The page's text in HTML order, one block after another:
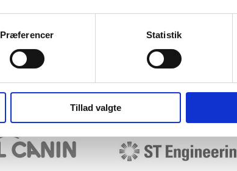
Præferencer Statistik
Tillad valgte